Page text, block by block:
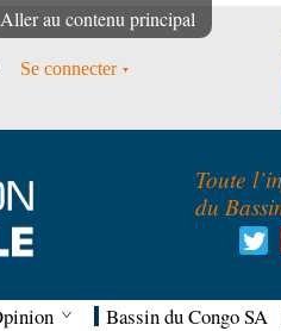
Aller au contenu principal
Se connecter
Toute
du
Bassin du Congo SA